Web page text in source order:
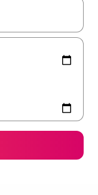
les flèches vers le